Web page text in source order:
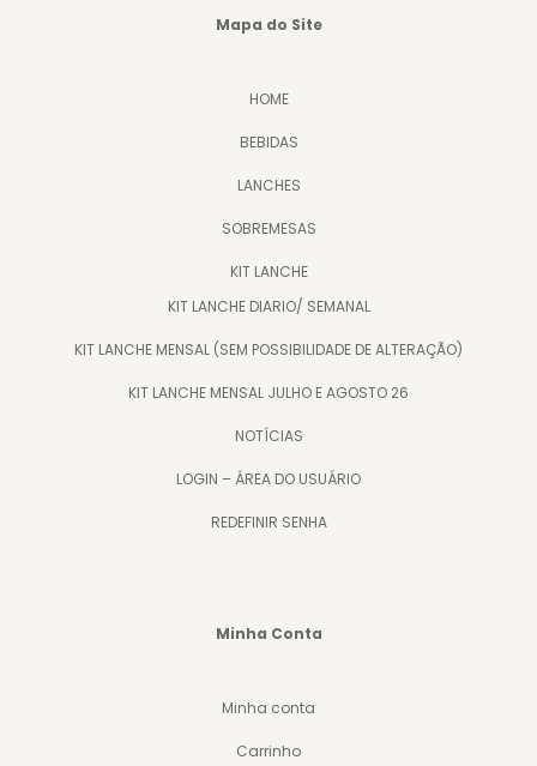
Mapa do Site
HOME
BEBIDAS
LANCHES
SOBREMESAS
KIT LANCHE
KIT LANCHE DIARIO/ SEMANAL
KIT LANCHE MENSAL (SEM POSSIBILIDADE DE ALTERAÇÃO)
KIT LANCHE MENSAL JULHO E AGOSTO 26
NOTÍCIAS
LOGIN – ÁREA DO USUÁRIO
REDEFINIR SENHA
Minha Conta
Minha conta
Carrinho